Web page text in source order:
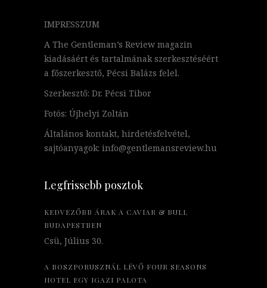
IMPRESSZUM
A The Gentleman’s Review magazin
kiadásáért és tartalmának szerkesztéséért
a főszerkesztő, Pécsi Balázs felel.
Szerkesztő: Dr. Pécsi Tibor
Fotós: Újhelyi Zoltán
Általános kontakt, hirdetésfelvétel,
sajtóanyagok: info@gentlemansreview.hu
Legfrissebb posztok
KEDVEZŐBB ÁRAK A CAVIAR & BULL
BUDAPESTBEN
Csü, Július 30.
A BOSZPORUSZNÁL LÉVŐ FOUR SEASONS
HOTEL EGY IGAZI PALOTA